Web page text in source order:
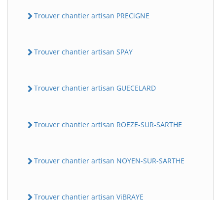
Trouver chantier artisan PRECiGNE
Trouver chantier artisan SPAY
Trouver chantier artisan GUECELARD
Trouver chantier artisan ROEZE-SUR-SARTHE
Trouver chantier artisan NOYEN-SUR-SARTHE
Trouver chantier artisan ViBRAYE